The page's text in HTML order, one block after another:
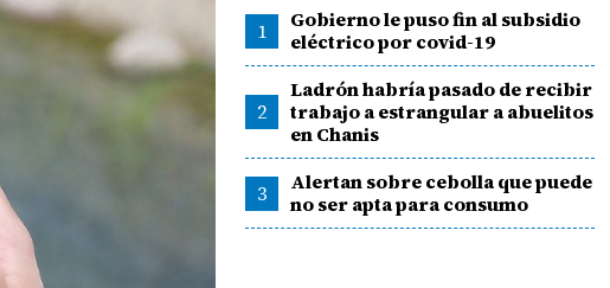
1
Gobierno le puso fin al subsidio
eléctrico por covid-19
2
Ladrón habría pasado de recibir
trabajo a estrangular a abuelitos
en Chanis
3
Alertan sobre cebolla que puede
no ser apta para consumo